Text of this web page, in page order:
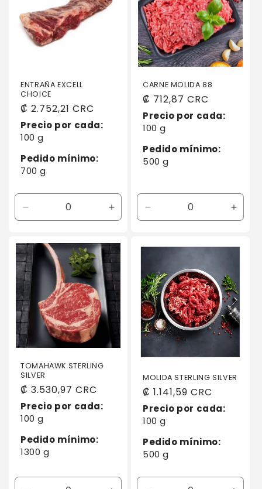
ENTRAÑA EXCELL
CHOICE
Precio
habitual
₡ 2.752,21 CRC
Precio por cada:
100 g
Pedido mínimo:
700 g
cantidad
Default
Title
Aumentar
cantidad
Default
Title
CARNE MOLIDA 88
Precio
habitual
₡ 712,87 CRC
Precio por cada:
100 g
Pedido mínimo:
500 g
cantidad
Default
TOMAHAWK STERLING
SILVER
Precio
habitual
₡ 3.530,97 CRC
Precio por cada:
100 g
Pedido mínimo:
1300 g
MOLIDA STERLING SILVER
Precio
habitual
₡ 1.141,59 CRC
Precio por cada:
100 g
Pedido mínimo:
500 g